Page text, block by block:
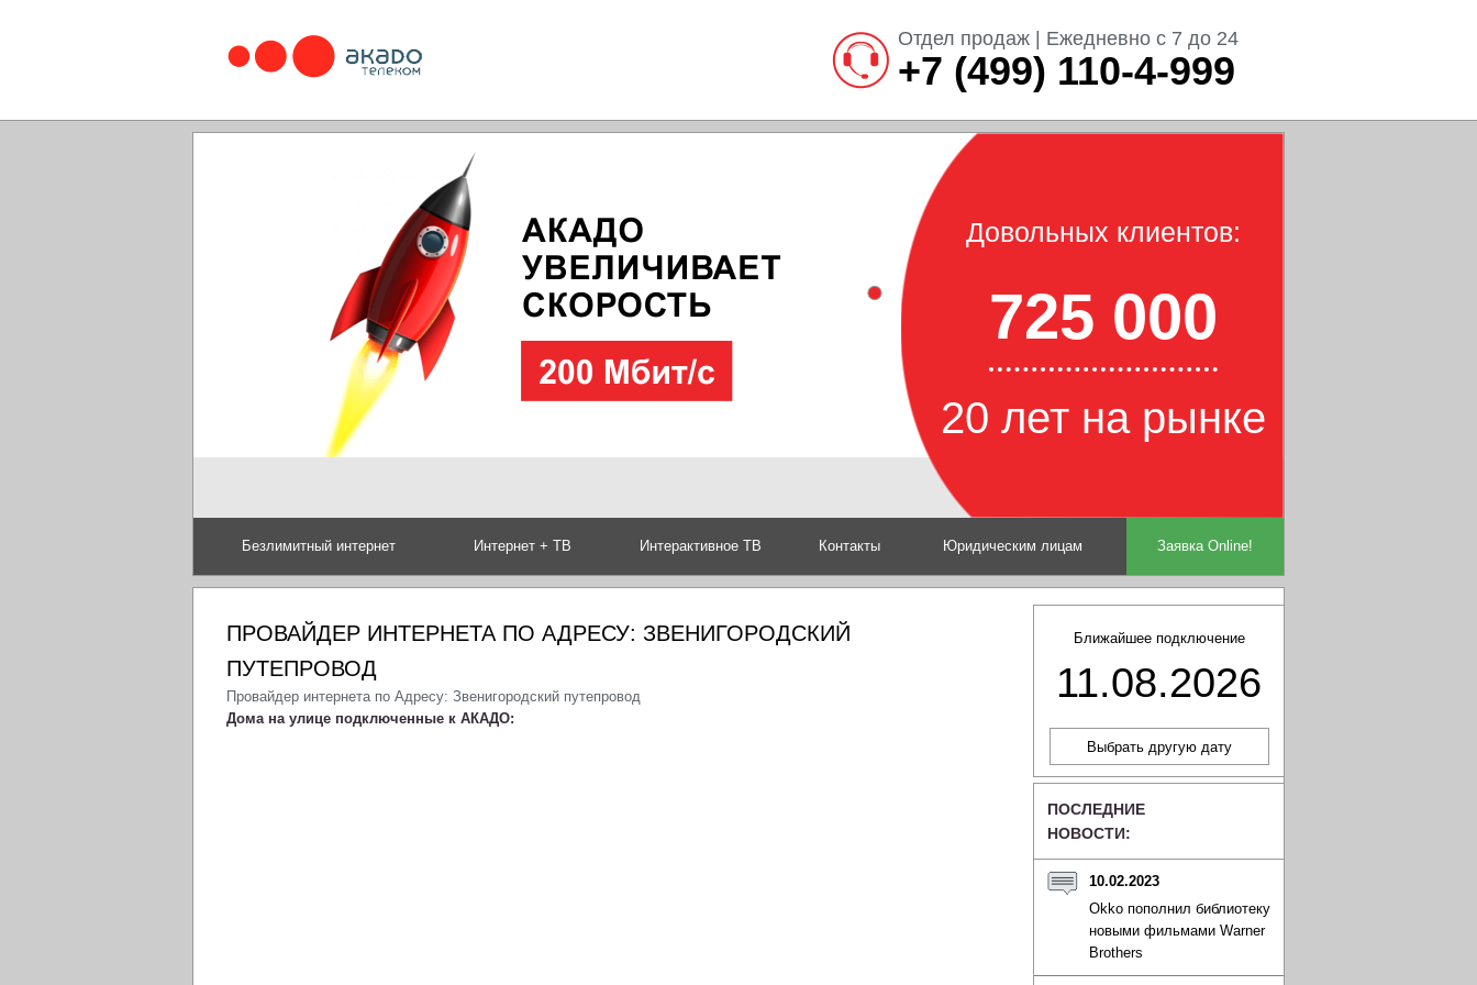
Отдел продаж | Ежедневно с 7 до 24
+7 (499) 110-4-999
Довольных клиентов:
725 000
20 лет на рынке
Безлимитный интернет Интернет + ТВ Интерактивное ТВ Контакты Юридическим лицам Заявка Online!
Ближайшее подключение
11.08.2026
ПОСЛЕДНИЕ
НОВОСТИ:
10.02.2023
Okko пополнил библиотеку
новыми фильмами Warner
Brothers
ПРОВАЙДЕР ИНТЕРНЕТА ПО АДРЕСУ: ЗВЕНИГОРОДСКИЙ
ПУТЕПРОВОД
Провайдер интернета по Адресу: Звенигородский путепровод
Дома на улице подключенные к АКАДО: